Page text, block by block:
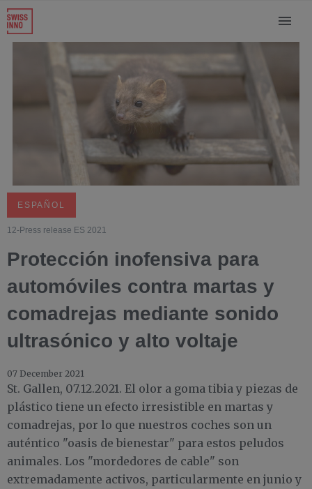
ESPAÑOL
12-Press release ES 2021
Protección inofensiva para
automóviles contra martas y
comadrejas mediante sonido
ultrasónico y alto voltaje
07 December 2021
St. Gallen, 07.12.2021. El olor a goma tibia y piezas de
plástico tiene un efecto irresistible en martas y
comadrejas, por lo que nuestros coches son un
auténtico "oasis de bienestar" para estos peludos
animales. Los "mordedores de cable" son
extremadamente activos, particularmente en junio y